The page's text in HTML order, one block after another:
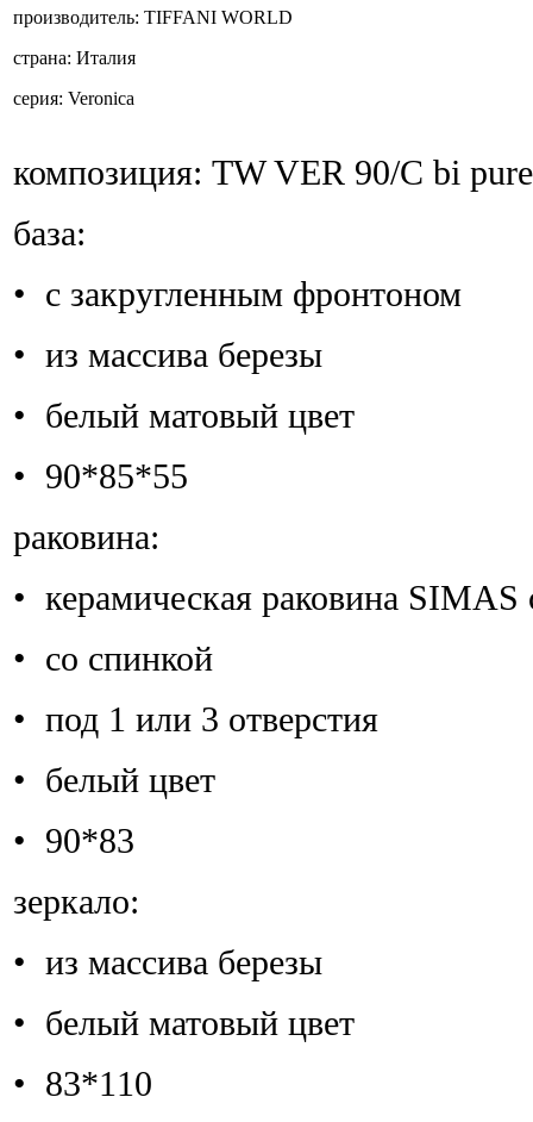
производитель: TIFFANI WORLD
страна: Италия
серия: Veronica
композиция: TW VER 90/С bi pure
база:
• с закругленным фронтоном
• из массива березы
• белый матовый цвет
• 90*85*55
раковина:
• керамическая раковина SIMAS
• со спинкой
• под 1 или 3 отверстия
• белый цвет
• 90*83
зеркало:
• из массива березы
• белый матовый цвет
• 83*110